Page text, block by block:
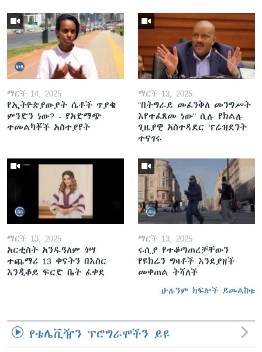
ማርች 14, 2025
የኢትዮጵያውያት ሴቶች ጥያቄ
ምንድን ነው? - የአድማጭ
ተመልካቾች አስተያየት
ማርች 13, 2025
"በትግራይ መፈንቅለ መንግሥት
እየተፈጸመ ነው" ሲሉ የክልሉ
ጊዜያዊ አስተዳደር ፕሬዝደንት
ተናገሩ
ማርች 13, 2025
አርቲስት አንዱዓለም ጎሣ
ተጨማሪ 13 ቀናትን በእስር
እንዲቆይ ፍርድ ቤት ፈቀደ
ማርች 13, 2025
ሩሲያ የተቆጣጠረቻቸውን
የዩክሬን ግዛቶች እንደያዘች
መቀጠል ትሻለች
ሁሉንም ክፍሎች ይመልከቱ
የቴሌቪዥን ፕሮግራሞችን ይዩ